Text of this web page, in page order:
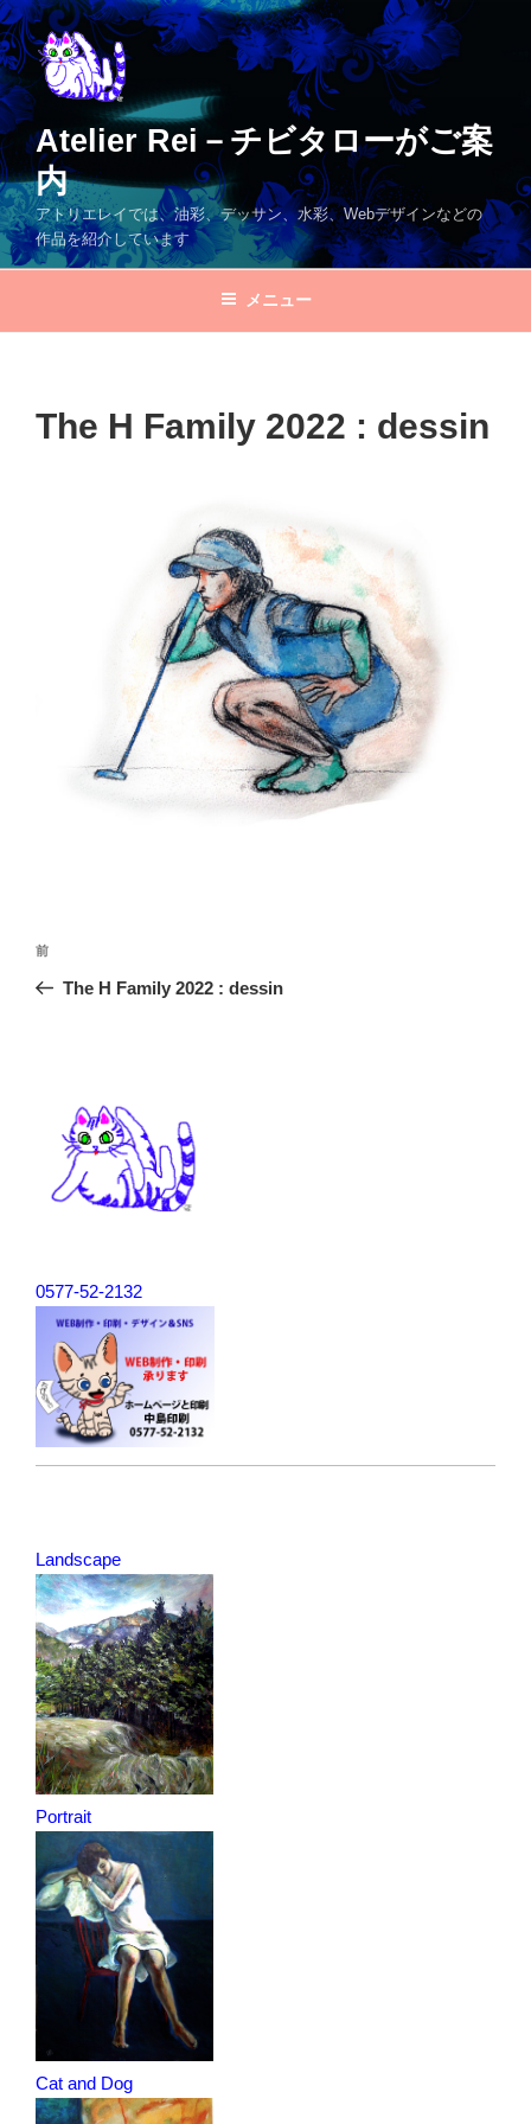
コ
ン
テ
ン
ツ
へ
ス
キ
ッ
プ
Atelier Rei－チビタローがご案
内
アトリエレイでは、油彩、デッサン、水彩、Webデザインなどの
作品を紹介しています
メニュー
The H Family 2022 : dessin
稿
ナ
前
の
前
The H Family 2022 : dessin
0577-52-2132
Landscape
Portrait
Cat and Dog